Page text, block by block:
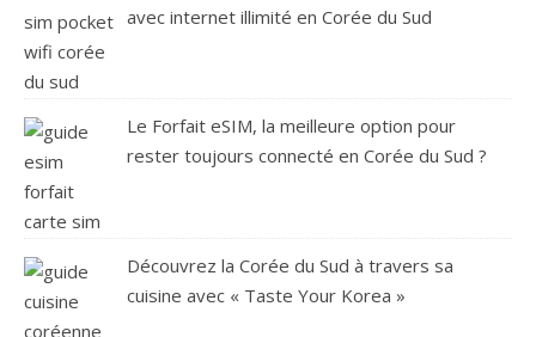
avec internet illimité en Corée du Sud
Le Forfait eSIM, la meilleure option pour
rester toujours connecté en Corée du Sud ?
Découvrez la Corée du Sud à travers sa
cuisine avec « Taste Your Korea »